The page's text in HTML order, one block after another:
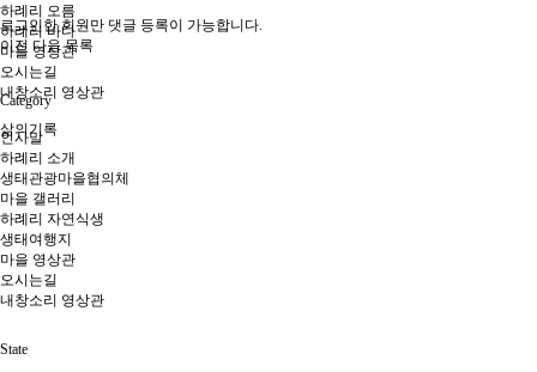
하례리 오름
하례리 바다
마을 영상관
오시는길
내창소리 영상관
삶의기록
로그인한 회원만 댓글 등록이 가능합니다.
이전 다음 목록
Category
인사말
하례리 소개
생태관광마을협의체
마을 갤러리
하례리 자연식생
생태여행지
마을 영상관
오시는길
내창소리 영상관
State